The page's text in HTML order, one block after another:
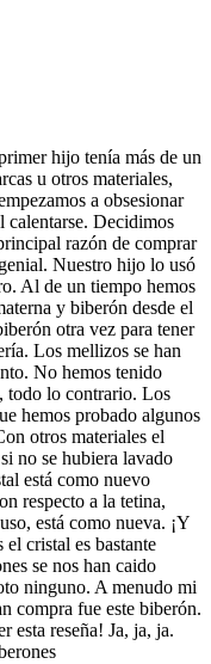
hijo tenía más de un
u otros materiales,
a obsesionar
calentarse. Decidimos
razón de comprar
Nuestro hijo lo usó
Al de un tiempo hemos
y biberón desde el
otra vez para tener
Los mellizos se han
No hemos tenido
todo lo contrario. Los
hemos probado algunos
otros materiales el
no se hubiera lavado
está como nuevo
respecto a la tetina,
está como nueva. ¡Y
cristal es bastante
se nos han caido
ninguno. A menudo mi
compra fue este biberón.
esta reseña! Ja, ja, ja.